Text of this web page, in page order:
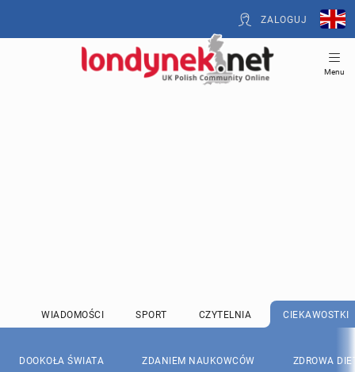
ZALOGUJ
Menu
WIADOMOŚCI SPORT CZYTELNIA CIEKAWOSTKI
DOOKOŁA ŚWIATA ZDANIEM NAUKOWCÓW ZDROWA